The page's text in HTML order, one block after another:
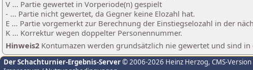
V ... Partie gewertet in Vorperiode(n) gespielt
- ... Partie nicht gewertet, da Gegner keine Elozahl hat.
E ... Partie vorgemerkt zur Berechnung der Einstiegselozahl in der
K ... Korrektur wegen doppelter Personennummer.
Hinweis2 Kontumazen werden grundsätzlich nie gewertet und sind
Der Schachturnier-Ergebnis-Server© 2006-2026 Heinz Herzog, CMS-